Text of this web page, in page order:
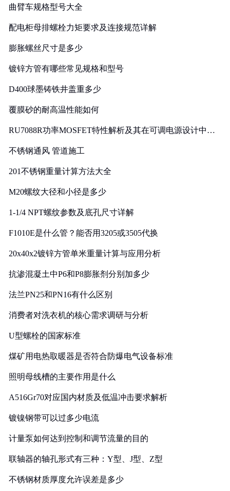
曲臂车规格型号大全
配电柜母排螺栓力矩要求及连接规范详解
膨胀螺丝尺寸是多少
镀锌方管有哪些常见规格和型号
D400球墨铸铁井盖重多少
覆膜砂的耐高温性能如何
RU7088R功率MOSFET特性解析及其在可调电源设计中的
不锈钢通风 管道施工
201不锈钢重量计算方法大全
M20螺纹大径和小径是多少
1-1/4 NPT螺纹参数及底孔尺寸详解
F1010E是什么管？能否用3205或3505代换
20x40x2镀锌方管单米重量计算与应用分析
抗渗混凝土中P6和P8膨胀剂分别加多少
法兰PN25和PN16有什么区别
消费者对洗衣机的核心需求调研与分析
U型螺栓的国家标准
煤矿用电热取暖器是否符合防爆电气设备标准
照明母线槽的主要作用是什么
A516Gr70对应国内材质及低温冲击要求解析
镀镍钢带可以过多少电流
计量泵如何达到控制和调节流量的目的
联轴器的轴孔形式有三种：Y型、J型、Z型
不锈钢材质厚度允许误差是多少